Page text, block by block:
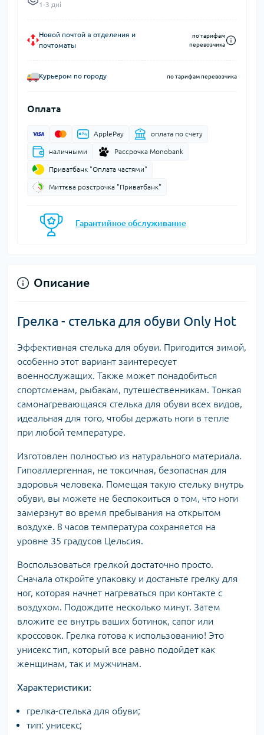
1-3 дні
Новой почтой в отделения и
почтоматы
по тарифам
перевозчика
Курьером по городу по тарифам перевозчика
Оплата
ApplePay оплата по счету
наличными Рассрочка Monobank
Приватбанк "Оплата частями"
Миттєва розстрочка "Приватбанк"
Гарантийное обслуживание
Описание
Грелка - стелька для обуви Only Hot
Эффективная стелька для обуви. Пригодится зимой,
особенно этот вариант заинтересует
военнослужащих. Также может понадобиться
спортсменам, рыбакам, путешественникам. Тонкая
самонагревающаяся стелька для обуви всех видов,
идеальная для того, чтобы держать ноги в тепле
при любой температуре.
Изготовлен полностью из натурального материала.
Гипоаллергенная, не токсичная, безопасная для
здоровья человека. Помещая такую стельку внутрь
обуви, вы можете не беспокоиться о том, что ноги
замерзнут во время пребывания на открытом
воздухе. 8 часов температура сохраняется на
уровне 35 градусов Цельсия.
Воспользоваться грелкой достаточно просто.
Сначала откройте упаковку и достаньте грелку для
ног, которая начнет нагреваться при контакте с
воздухом. Подождите несколько минут. Затем
вложите ее внутрь ваших ботинок, сапог или
кроссовок. Грелка готова к использованию! Это
унисекс тип, который все равно подойдет как
женщинам, так и мужчинам.
Характеристики:
грелка-стелька для обуви;
тип: унисекс;